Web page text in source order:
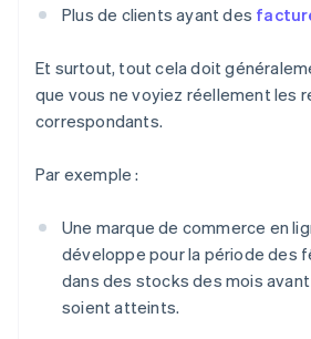
Plus de clients ayant des
Et surtout, tout cela doit
que vous ne voyiez réellement les
correspondants.
Par exemple :
Une marque de commerce en
développe pour la période des
dans des stocks des mois
soient atteints.